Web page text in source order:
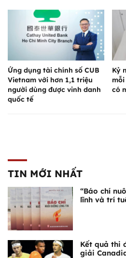
Ứng dụng tài chính số CUB
Vietnam với hơn 1,1 triệu
người dùng được vinh danh
quốc tế
Kỷ
có
TIN MỚI NHẤT
“Báo chí
lĩnh và trí
Kết quả thi
giải